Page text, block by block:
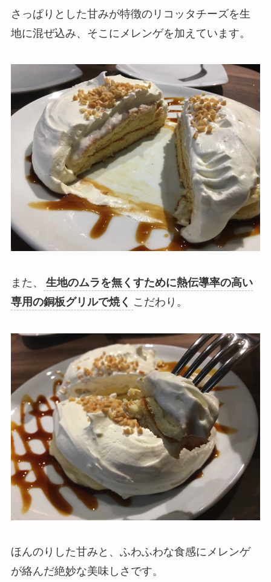
さっぱりとした甘みが特徴のリコッタチーズを生
地に混ぜ込み、そこにメレンゲを加えています。
また、
生地のムラを無くすために熱伝導率の高い
専用の銅板グリルで焼く こだわり。
ほんのりした甘みと、ふわふわな食感にメレンゲ
が絡んだ絶妙な美味しさです。